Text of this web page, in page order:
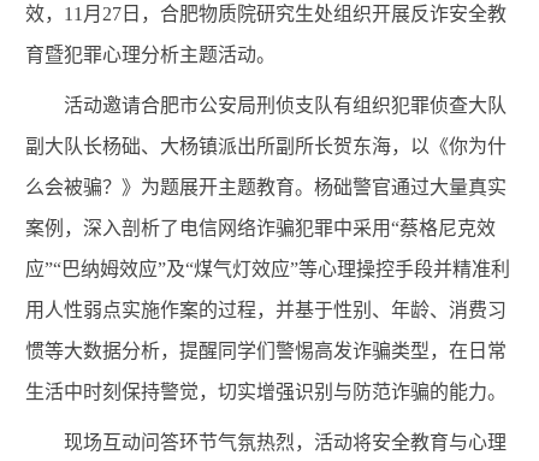
效，11月27日，合肥物质院研究生处组织开展反诈安全教
育暨犯罪心理分析主题活动。
活动邀请合肥市公安局刑侦支队有组织犯罪侦查大队
副大队长杨础、大杨镇派出所副所长贺东海，以《你为什
么会被骗？》为题展开主题教育。 杨础警官通过大量真实
案例，深入剖析了电信网络诈骗犯罪中采用“蔡格尼克效
应”“巴纳姆效应”及“煤气灯效应”等心理操控手段并精准利
用人性弱点实施作案的过程，并基于性别、年龄、消费习
惯等大数据分析，提醒同学们警惕高发诈骗类型，在日常
生活中时刻保持警觉，切实增强识别与防范诈骗的能力。
现场互动问答环节气氛热烈，活动将安全教育与心理